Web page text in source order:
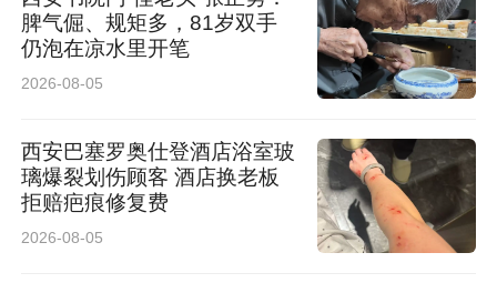
教育和队伍作风建设，常态化开展文明素养、职
业道德培训，从严管理、正向引导，培育出一支
暖心义举，正是企业优良管理、文明育人成果的
集中体现，为辖区各行各业树立了优秀榜样。
凡人微光，照亮文明街巷。王书盈拾金不昧的先
脾气倔、规矩多，81岁双手
仍泡在凉水里开笔
2026-08-05
西安巴塞罗奥仕登酒店浴室玻
璃爆裂划伤顾客 酒店换老板
拒赔疤痕修复费
2026-08-05